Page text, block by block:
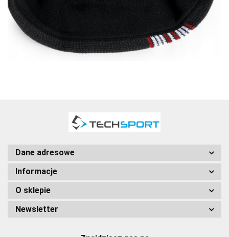
Dane adresowe
Informacje
O sklepie
Newsletter